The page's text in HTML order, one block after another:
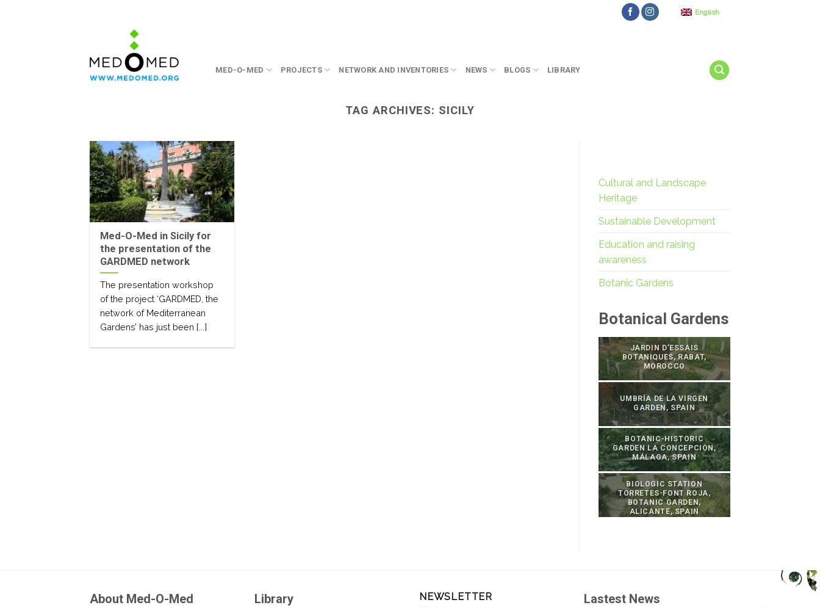
English
MED-O-MED PROJECTS NETWORK AND INVENTORIES NEWS BLOGS LIBRARY
TAG ARCHIVES: SICILY
Med-O-Med in Sicily for
the presentation of the
GARDMED network
The presentation workshop
of the project ‘GARDMED, the
network of Mediterranean
Gardens’ has just been [...]
Cultural and Landscape
Heritage
Sustainable Development
Education and raising
awareness
Botanic Gardens
Botanical Gardens
JARDIN D’ESSAIS
BOTANIQUES, RABAT,
MOROCCO
UMBRÍA DE LA VIRGEN
GARDEN, SPAIN
BOTANIC-HISTORIC
GARDEN LA CONCEPCIÓN,
MÁLAGA, SPAIN
BIOLOGIC STATION
TORRETES-FONT ROJA,
BOTANIC GARDEN,
ALICANTE, SPAIN
About Med-O-Med Library NEWSLETTER Lastest News